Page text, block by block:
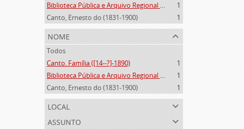
Biblioteca Pública e Arquivo Regional de Ponta Delgada (1841- )
1
Canto, Ernesto do (1831-1900)
1
nome
Todos
Canto. Família ([14--?]-1890)
1
Biblioteca Pública e Arquivo Regional de Ponta Delgada (1841- )
1
Canto, Ernesto do (1831-1900)
1
local
assunto